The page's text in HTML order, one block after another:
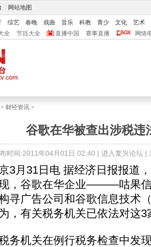
网站地图
综艺 春晚 戏曲 音乐 科教 青少 文化
艺术
全 节目大全 直播中国 赛事直播 网络
> 财经资讯 >
谷歌在华被查出涉税违
时间:2011年04月01日 02:40 | 进入复兴论坛|
31日电 据经济日报报道，
，谷歌在华企业———咕果
寻广告公司和谷歌信息技术
，有关税务机关已依法对这
机关在例行税务检查中发